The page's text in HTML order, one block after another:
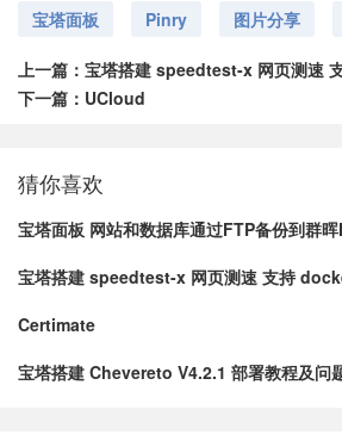
宝塔面板 Pinry 图片分享
上一篇： 宝塔搭建 speedtest-x 网页测速
下一篇： UCloud
猜你喜欢
宝塔面板 网站和数据库通过FTP备份到群
宝塔搭建 speedtest-x 网页测速 支持
Certimate
宝塔搭建 Chevereto V4.2.1 部署教程及问